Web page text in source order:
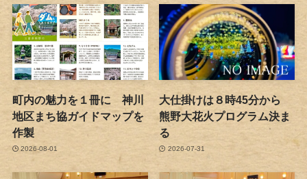
町内の魅力を１冊に 神川
地区まち協ガイドマップを
作製
2026-08-01
大仕掛けは８時45分から
熊野大花火プログラム決ま
る
2026-07-31